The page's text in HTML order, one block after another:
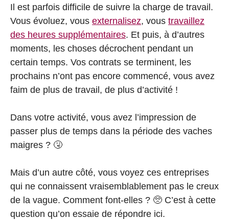
Il est parfois difficile de suivre la charge de travail.
Vous évoluez, vous externalisez, vous travaillez
des heures supplémentaires. Et puis, à d’autres
moments, les choses décrochent pendant un
certain temps. Vos contrats se terminent, les
prochains n’ont pas encore commencé, vous avez
faim de plus de travail, de plus d’activité !
Dans votre activité, vous avez l’impression de
passer plus de temps dans la période des vaches
maigres ? 🤧
Mais d’un autre côté, vous voyez ces entreprises
qui ne connaissent vraisemblablement pas le creux
de la vague. Comment font-elles ? 🥺 C’est à cette
question qu’on essaie de répondre ici.